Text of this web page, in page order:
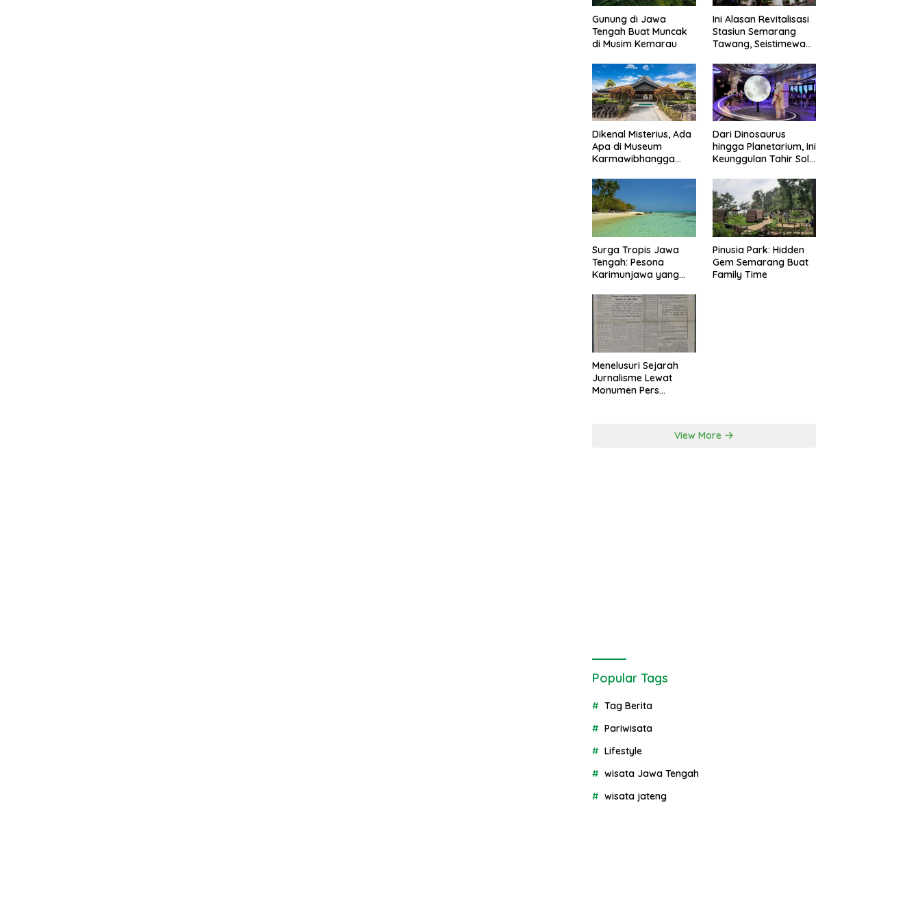
Gunung di Jawa
Tengah Buat Muncak
di Musim Kemarau
Ini Alasan Revitalisasi
Stasiun Semarang
Tawang, Seistimewa
Dikenal Misterius, Ada
Apa di Museum
Karmawibhangga
Dari Dinosaurus
hingga Planetarium, Ini
Keunggulan Tahir Solo
Surga Tropis Jawa
Tengah: Pesona
Karimunjawa yang
Pinusia Park: Hidden
Gem Semarang Buat
Family Time
Menelusuri Sejarah
Jurnalisme Lewat
Monumen Pers
View More
Popular Tags
Tag Berita
Pariwisata
Lifestyle
wisata Jawa Tengah
wisata jateng